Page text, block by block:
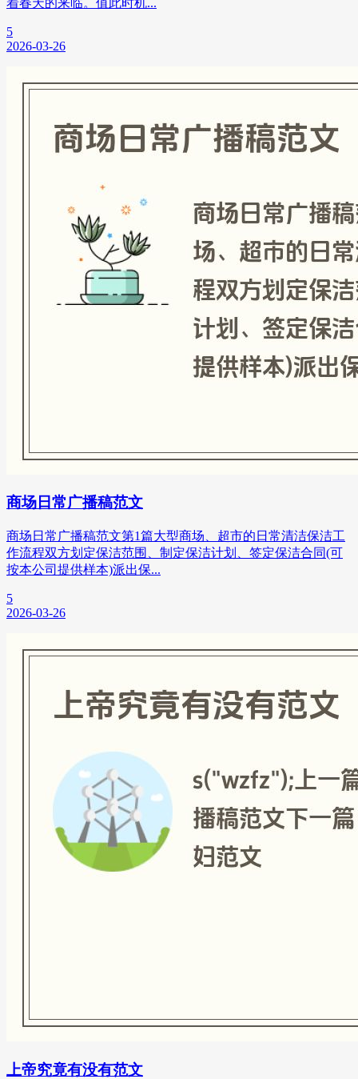
5
2026-03-26
商场日常广播稿范文
商场日常广播稿范文第1篇大型商场、超市的日常清洁保洁工
作流程双方划定保洁范围、制定保洁计划、签定保洁合同(可
按本公司提供样本)派出保...
5
2026-03-26
上帝究竟有没有范文